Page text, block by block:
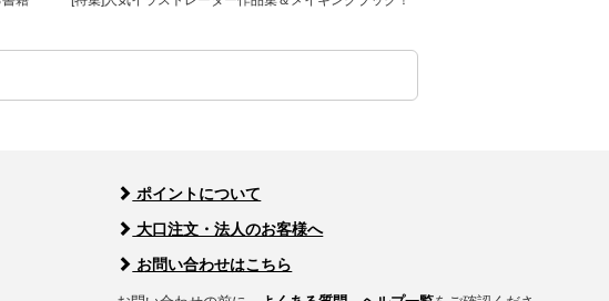
ポイントについて
大口注文・法人のお客様へ
お問い合わせはこちら